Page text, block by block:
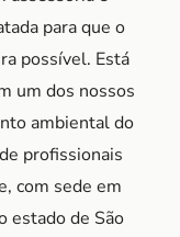
para que o
possível. Está
um dos nossos
ambiental do
profissionais
com sede em
estado de São